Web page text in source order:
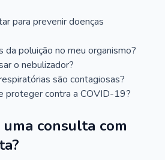
para prevenir doenças
da poluição no meu organismo?
o nebulizador?
são contagiosas?
proteger contra a COVID-19?
consulta com